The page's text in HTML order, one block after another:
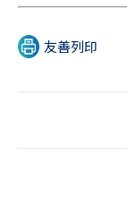
友善列印